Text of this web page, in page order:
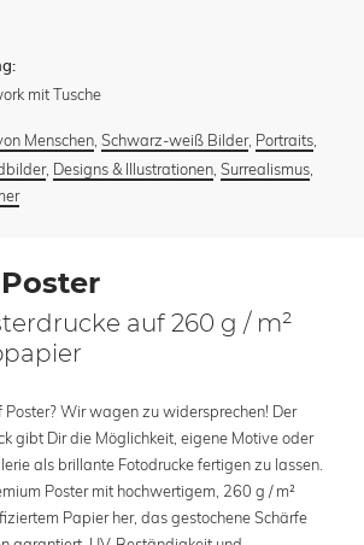
mit Tusche
Menschen Schwarz-weiß Bilder, Portraits
, Designs & Illustrationen Surrealismus
auf 260 g / m²
Poster? Wir wagen zu widersprechen! Der
gibt Dir die Möglichkeit, eigene Motive oder
als brillante Fotodrucke fertigen zu lassen.
Poster mit hochwertigem, 260 g / m²
Papier her, das gestochene Schärfe